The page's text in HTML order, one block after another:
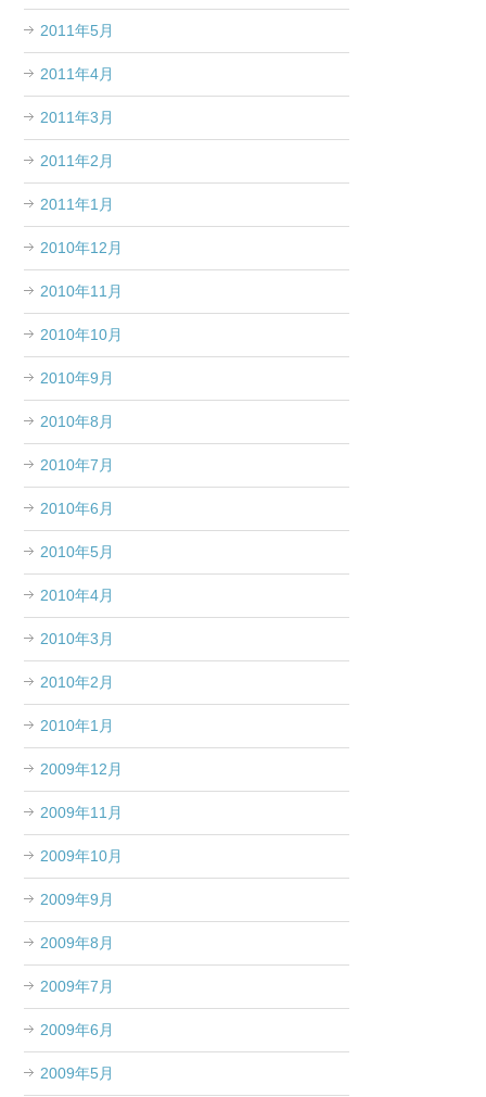
2011年5月
2011年4月
2011年3月
2011年2月
2011年1月
2010年12月
2010年11月
2010年10月
2010年9月
2010年8月
2010年7月
2010年6月
2010年5月
2010年4月
2010年3月
2010年2月
2010年1月
2009年12月
2009年11月
2009年10月
2009年9月
2009年8月
2009年7月
2009年6月
2009年5月